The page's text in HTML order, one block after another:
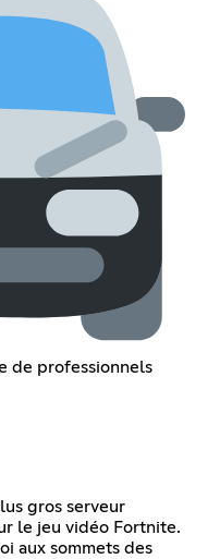
de professionnels
gros serveur
le jeu vidéo Fortnite.
aux sommets des